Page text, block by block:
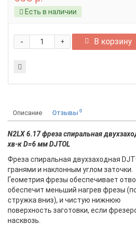
Есть в наличии
+
- В корзину
Описание Отзывы 0
N2LX 6.17 фреза спиральная
хв-к D=6 мм DJTOL
Фреза спиральная двухзаходная
гранями и наклонным углом заточки.
Геометрия фрезы обеспечивает
обеспечит меньший нагрев фрезы
стружка вниз), и чистую нижнюю
поверхность заготовки, если
насквозь.